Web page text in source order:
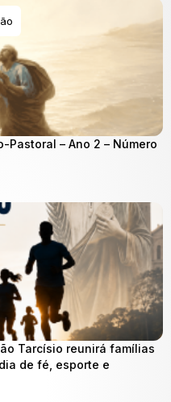
Pastoral – Ano 2 – Número
Tarcísio reunirá famílias
de fé, esporte e